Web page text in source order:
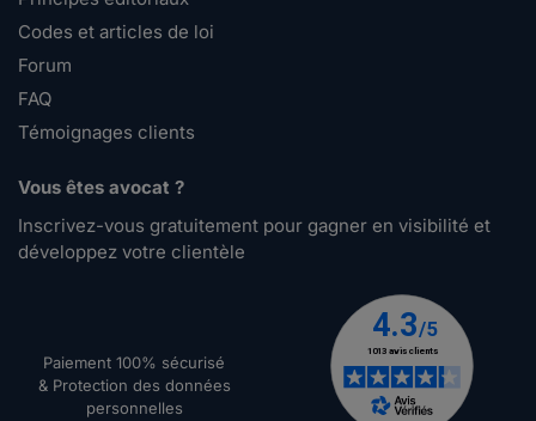
Codes et articles de loi
Forum
FAQ
Témoignages clients
Vous êtes avocat ?
Inscrivez-vous gratuitement pour gagner en visibilité et
développez votre clientèle
Paiement 100% sécurisé
& Protection des données
personnelles